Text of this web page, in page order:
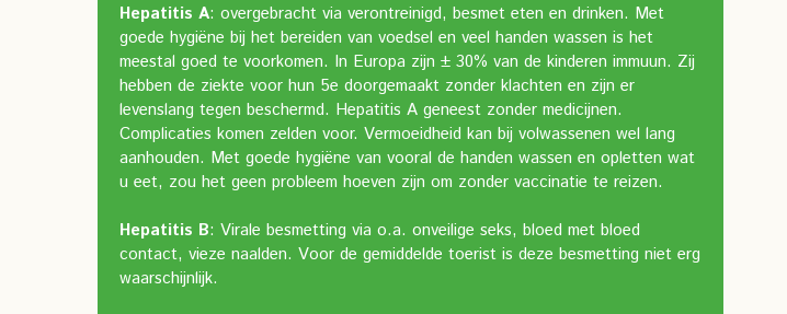
Hepatitis A: overgebracht via verontreinigd, besmet eten en drinken. Met
goede hygiëne bij het bereiden van voedsel en veel handen wassen is het
meestal goed te voorkomen. In Europa zijn ± 30% van de kinderen immuun. Zij
hebben de ziekte voor hun 5e doorgemaakt zonder klachten en zijn er
levenslang tegen beschermd. Hepatitis A geneest zonder medicijnen.
Complicaties komen zelden voor. Vermoeidheid kan bij volwassenen wel lang
aanhouden. Met goede hygiëne van vooral de handen wassen en opletten wat
u eet, zou het geen probleem hoeven zijn om zonder vaccinatie te reizen.
Hepatitis B: Virale besmetting via o.a. onveilige seks, bloed met bloed
contact, vieze naalden. Voor de gemiddelde toerist is deze besmetting niet erg
waarschijnlijk.